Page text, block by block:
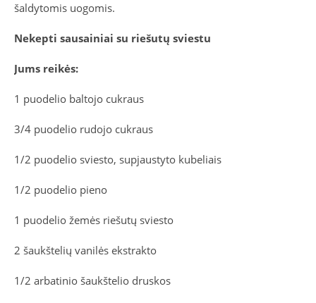
šaldytomis uogomis.
Nekepti sausainiai su riešutų sviestu
Jums reikės:
1 puodelio baltojo cukraus
3/4 puodelio rudojo cukraus
1/2 puodelio sviesto, supjaustyto kubeliais
1/2 puodelio pieno
1 puodelio žemės riešutų sviesto
2 šaukštelių vanilės ekstrakto
1/2 arbatinio šaukštelio druskos